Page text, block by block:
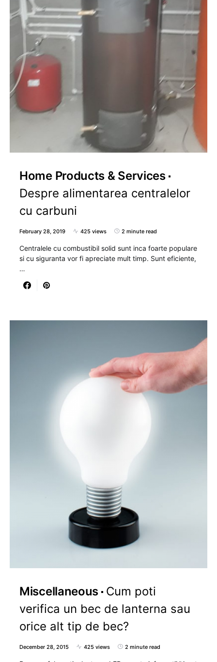
Home Products & Services
Despre alimentarea centralelor
cu carbuni
February 28, 2019 425 views 2 minute read
Centralele cu combustibil solid sunt inca foarte populare
si cu siguranta vor fi apreciate mult timp. Sunt eficiente,
…
Miscellaneous Cum poti
verifica un bec de lanterna sau
orice alt tip de bec?
December 28, 2015 425 views 2 minute read